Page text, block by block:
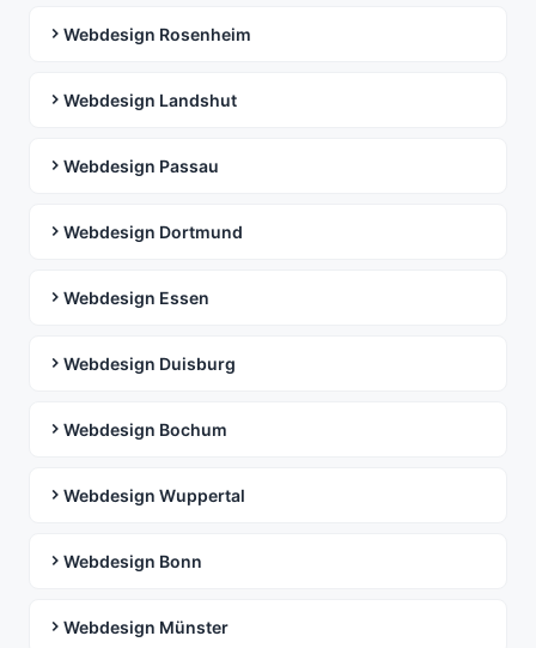
Webdesign Rosenheim
Webdesign Landshut
Webdesign Passau
Webdesign Dortmund
Webdesign Essen
Webdesign Duisburg
Webdesign Bochum
Webdesign Wuppertal
Webdesign Bonn
Webdesign Münster